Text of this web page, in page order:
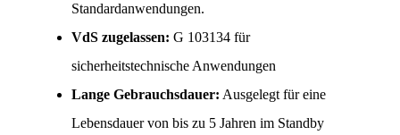
Standardanwendungen.
VdS zugelassen: G 103134 für
sicherheitstechnische Anwendungen
Lange Gebrauchsdauer: Ausgelegt für eine
Lebensdauer von bis zu 5 Jahren im Standby